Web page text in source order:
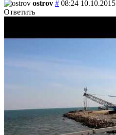
ostrov # 08:24 10.10.2015
Ответить